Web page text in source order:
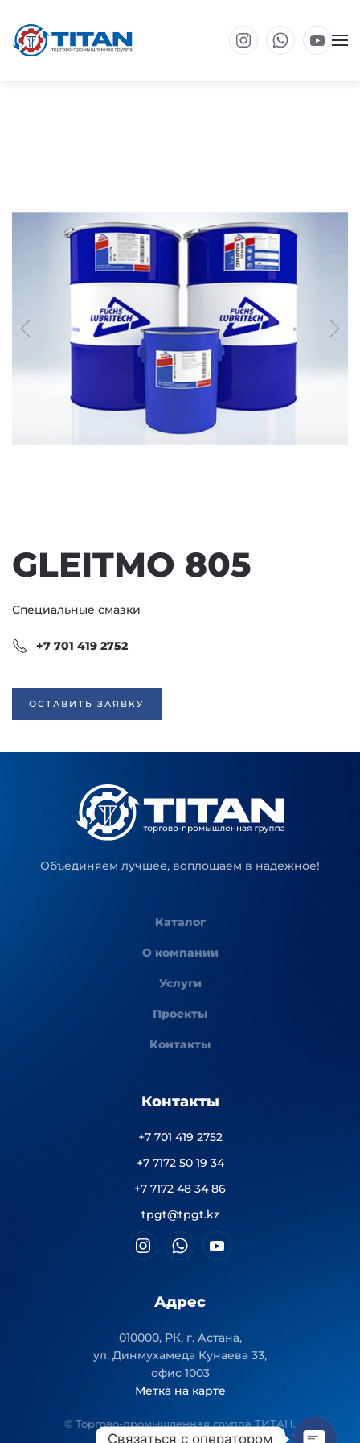
Перейти к основному содержанию
GLEITMO 805
Специальные смазки
+7 701 419 2752
ОСТАВИТЬ ЗАЯВКУ
Объединяем лучшее, воплощаем в надежное!
Каталог
О компании
Услуги
Проекты
Контакты
Контакты
+7 701 419 2752
+7 7172 50 19 34
+7 7172 48 34 86
tpgt@tpgt.kz
Адрес
010000, РК, г. Астана,
ул. Динмухамеда Кунаева 33,
офис 1003
Метка на карте
© Торгово-промышленная группа ТИТАН.
Связаться с оператором